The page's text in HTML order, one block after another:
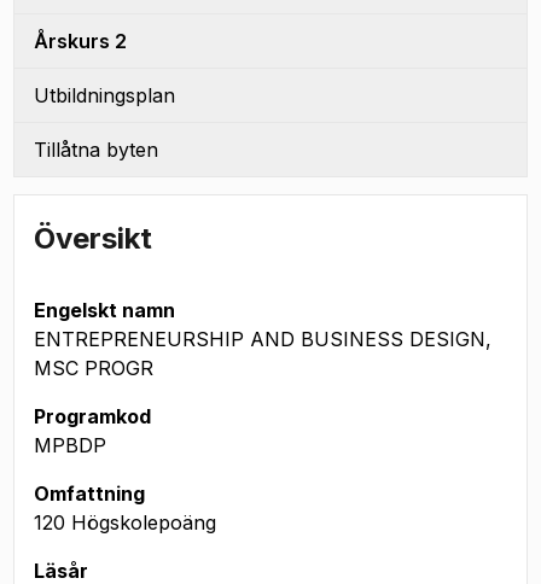
Årskurs 2
Utbildningsplan
Tillåtna byten
Översikt
Engelskt namn
ENTREPRENEURSHIP AND BUSINESS DESIGN,
MSC PROGR
Programkod
MPBDP
Omfattning
120 Högskolepoäng
Läsår